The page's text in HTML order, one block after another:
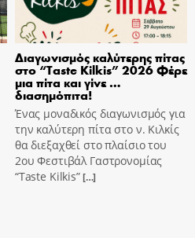
Διαγωνισμός καλύτερης πίτας
στο “Taste Kilkis” 2026 Φέρε
μια πίτα και γίνε …
διασημόπιτα!
Ένας μοναδικός διαγωνισμός για
την καλύτερη πίτα στο ν. Κιλκίς
θα διεξαχθεί στο πλαίσιο του
2ου Φεστιβάλ Γαστρονομίας
“Taste Kilkis”[…]